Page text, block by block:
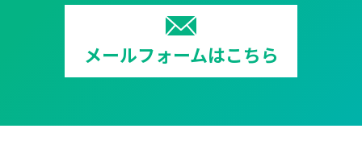
メールフォームはこちら